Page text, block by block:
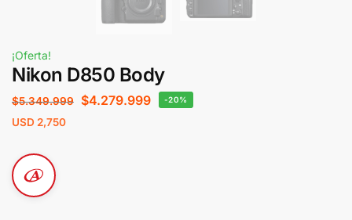
¡Oferta!
Nikon D850 Body
$5.349.999 $4.279.999
USD 2,750
-20%